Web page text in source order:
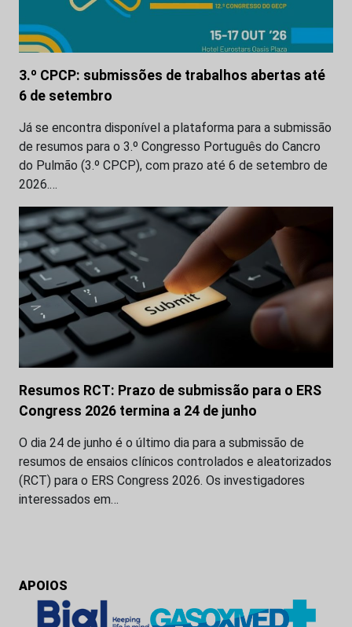
3.º CPCP: submissões de trabalhos abertas até
6 de setembro
Já se encontra disponível a plataforma para a submissão
de resumos para o 3.º Congresso Português do Cancro
do Pulmão (3.º CPCP), com prazo até 6 de setembro de
2026.…
Resumos RCT: Prazo de submissão para o ERS
Congress 2026 termina a 24 de junho
O dia 24 de junho é o último dia para a submissão de
resumos de ensaios clínicos controlados e aleatorizados
(RCT) para o ERS Congress 2026. Os investigadores
interessados em…
APOIOS